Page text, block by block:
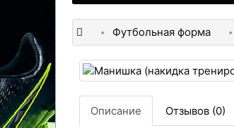
Футбольная форма
Описание Отзывов (0)